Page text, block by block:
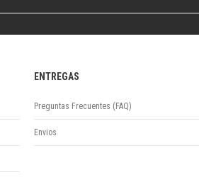
Tesis Posgrado
ENTREGAS
Preguntas Frecuentes (FAQ)
Envios